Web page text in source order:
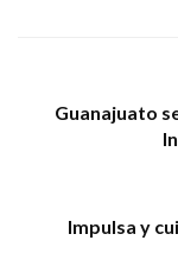
Guanajuato
Impulsa y